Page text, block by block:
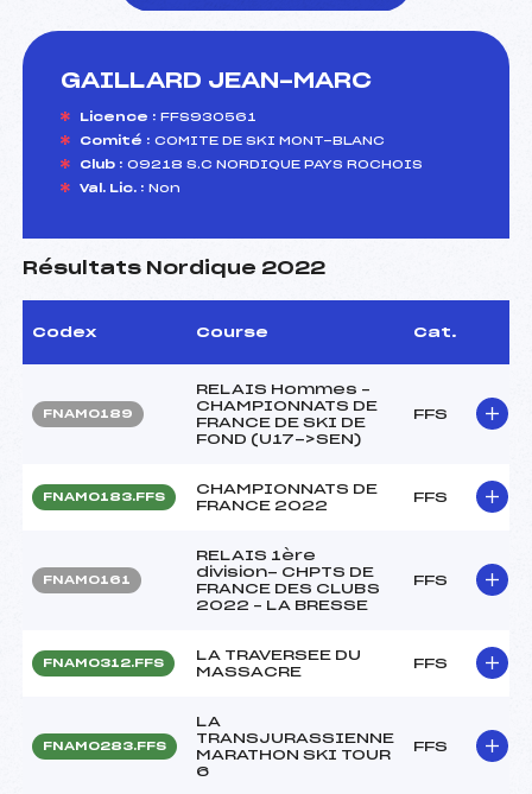
GAILLARD JEAN-MARC
Licence : FFS930561
Comité : COMITE DE SKI MONT-BLANC
Club : 09218 S.C NORDIQUE PAYS ROCHOIS
Val. Lic. : Non
Résultats Nordique 2022
Codex Course Cat.
FNAM0189
RELAIS Hommes –
CHAMPIONNATS DE
FRANCE DE SKI DE
FOND (U17->SEN)
FFS
FNAM0183.FFS
CHAMPIONNATS DE
FRANCE 2022
FFS
FNAM0161
RELAIS 1ère
division- CHPTS DE
FRANCE DES CLUBS
2022 – LA BRESSE
FFS
FNAM0312.FFS
LA TRAVERSEE DU
MASSACRE
FFS
FNAM0283.FFS
LA
TRANSJURASSIENNE
MARATHON SKI TOUR
6
FFS